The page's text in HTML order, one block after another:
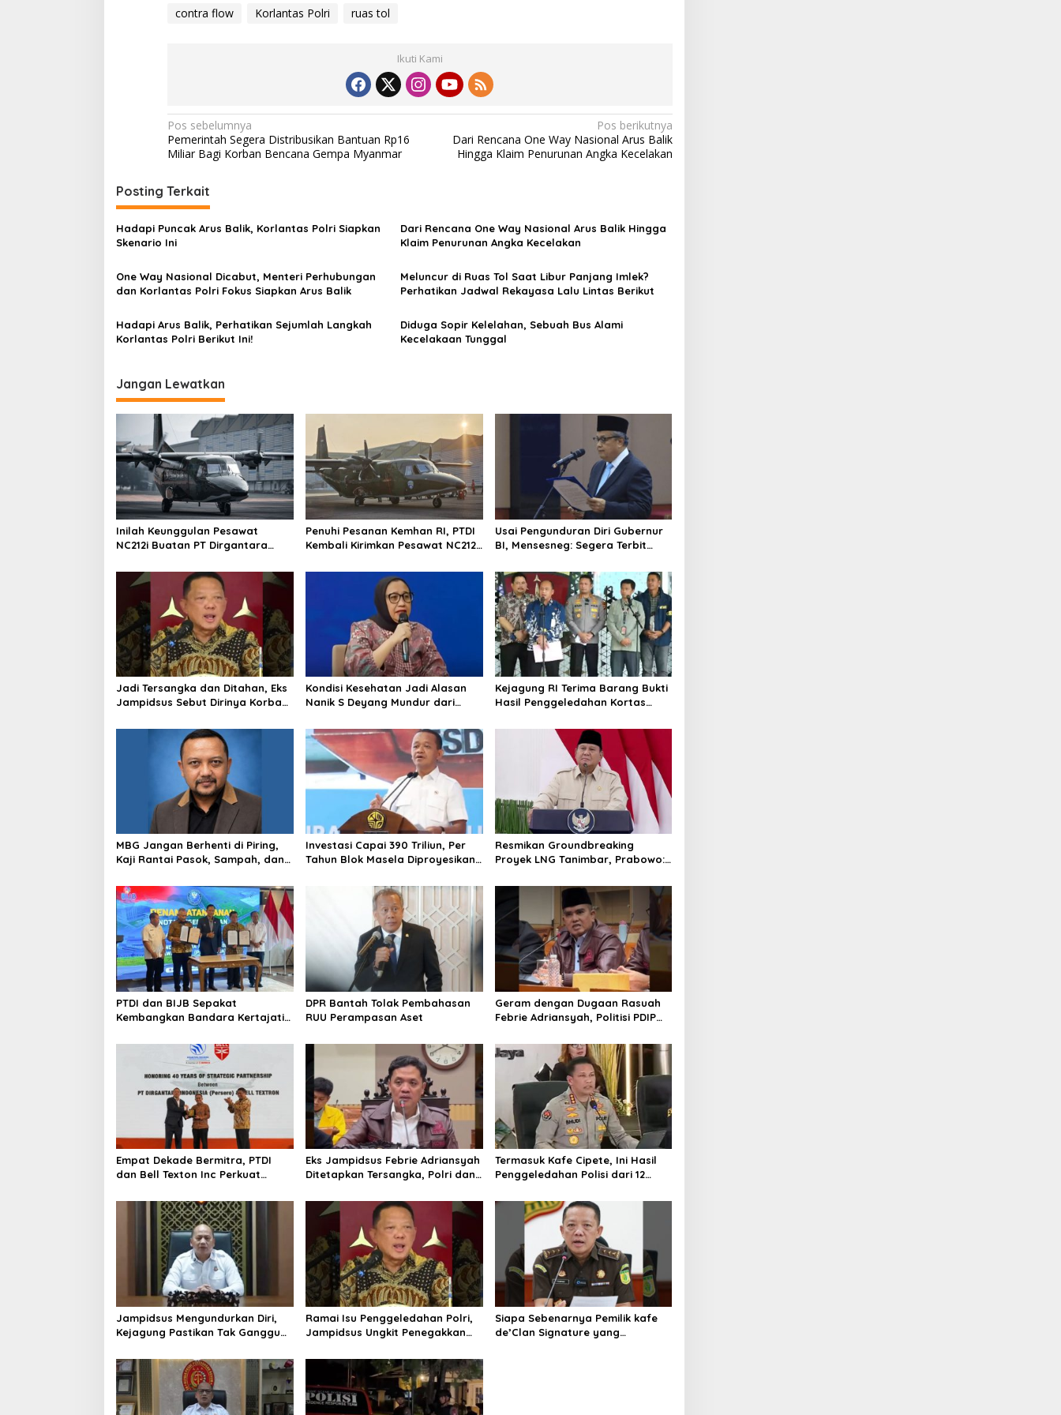
contra flow Korlantas Polri ruas tol
Ikuti Kami
N
a
i
g
a
i
o
s
Pos sebelumnya
Pemerintah Segera Distribusikan Bantuan Rp16
Miliar Bagi Korban Bencana Gempa Myanmar
Pos berikutnya
Dari Rencana One Way Nasional Arus Balik
Hingga Klaim Penurunan Angka Kecelakan
Posting Terkait
Hadapi Puncak Arus Balik, Korlantas Polri Siapkan
Skenario Ini
Dari Rencana One Way Nasional Arus Balik Hingga
Klaim Penurunan Angka Kecelakan
One Way Nasional Dicabut, Menteri Perhubungan
dan Korlantas Polri Fokus Siapkan Arus Balik
Meluncur di Ruas Tol Saat Libur Panjang Imlek?
Perhatikan Jadwal Rekayasa Lalu Lintas Berikut
Hadapi Arus Balik, Perhatikan Sejumlah Langkah
Korlantas Polri Berikut Ini!
Diduga Sopir Kelelahan, Sebuah Bus Alami
Kecelakaan Tunggal
Jangan Lewatkan
Inilah Keunggulan Pesawat
NC212i Buatan PT Dirgantara
Operasi TNI
Penuhi Pesanan Kemhan RI, PTDI
Kembali Kirimkan Pesawat NC212i
Usai Pengunduran Diri Gubernur
BI, Mensesneg: Segera Terbit
Hormat
Jadi Tersangka dan Ditahan, Eks
Jampidsus Sebut Dirinya Korban
Kondisi Kesehatan Jadi Alasan
Nanik S Deyang Mundur dari
Sudaryono
Kejagung RI Terima Barang Bukti
Hasil Penggeledahan Kortas
MBG Jangan Berhenti di Piring,
Kaji Rantai Pasok, Sampah, dan
Investasi Capai 390 Triliun, Per
Tahun Blok Masela Diproyesikan
Resmikan Groundbreaking
Proyek LNG Tanimbar, Prabowo:
PTDI dan BIJB Sepakat
Kembangkan Bandara Kertajati
Kedirgantaraan Nasional
DPR Bantah Tolak Pembahasan
RUU Perampasan Aset
Geram dengan Dugaan Rasuah
Febrie Adriansyah, Politisi PDIP
Mati
Empat Dekade Bermitra, PTDI
dan Bell Texton Inc Perkuat
Helikopter
Eks Jampidsus Febrie Adriansyah
Ditetapkan Tersangka, Polri dan
Termasuk Kafe Cipete, Ini Hasil
Penggeledahan Polisi dari 12
Jampidsus Mengundurkan Diri,
Kejagung Pastikan Tak Ganggu
Bundar
Ramai Isu Penggeledahan Polri,
Jampidsus Ungkit Penegakkan
Siapa Sebenarnya Pemilik kafe
de’Clan Signature yang